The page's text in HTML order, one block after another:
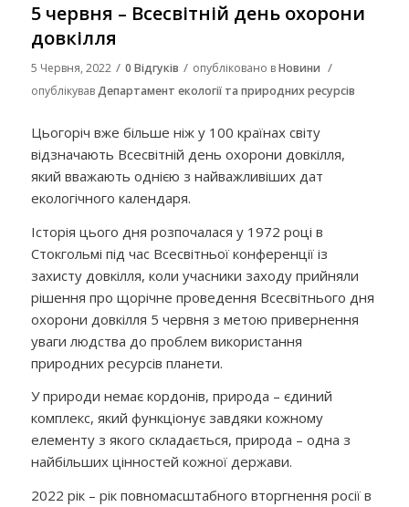
5 червня – Всесвітній день охорони
довкілля
5 Червня, 2022 / 0 Відгуків / опубліковано вНовини /
опублікувавДепартамент екології та природних ресурсів
Цьогоріч вже більше ніж у 100 країнах світу
відзначають Всесвітній день охорони довкілля,
який вважають однією з найважливіших дат
екологічного календаря.
Історія цього дня розпочалася у 1972 році в
Стокгольмі під час Всесвітньої конференції із
захисту довкілля, коли учасники заходу прийняли
рішення про щорічне проведення Всесвітнього дня
охорони довкілля 5 червня з метою привернення
уваги людства до проблем використання
природних ресурсів планети.
У природи немає кордонів, природа – єдиний
комплекс, який функціонує завдяки кожному
елементу з якого складається, природа – одна з
найбільших цінностей кожної держави.
2022 рік – рік повномасштабного вторгнення росії в